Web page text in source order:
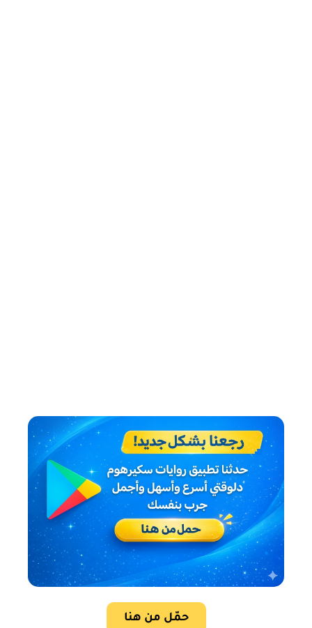
حمّل من هنا